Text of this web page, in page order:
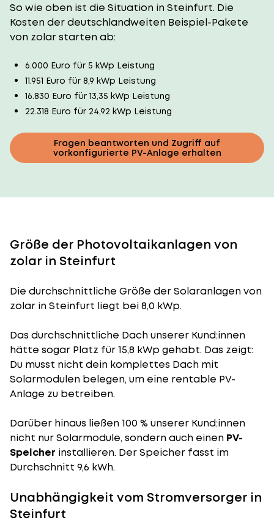
So wie oben ist die Situation in Steinfurt. Die
Kosten der deutschlandweiten Beispiel-Pakete
von zolar starten ab:
6.000 Euro für 5 kWp Leistung
11.951 Euro für 8,9 kWp Leistung
16.830 Euro für 13,35 kWp Leistung
22.318 Euro für 24,92 kWp Leistung
Fragen beantworten und Zugriff auf
vorkonfigurierte PV-Anlage erhalten
Größe der Photovoltaikanlagen von
zolar in Steinfurt
Die durchschnittliche Größe der Solaranlagenvon
zolar in Steinfurt liegt bei 8,0 kWp.
Das durchschnittliche Dach unserer Kund:innen
hätte sogar Platz für 15,8 kWp gehabt. Das zeigt:
Du musst nicht dein komplettes Dach mit
Solarmodulen belegen, um eine rentable PV-
Anlage zu betreiben.
Darüber hinaus ließen 100 % unserer Kund:innen
nicht nur Solarmodule, sondern auch einen PV-
Speicher installieren. Der Speicher fasst im
Durchschnitt 9,6 kWh.
Unabhängigkeit vom Stromversorger in
Steinfurt